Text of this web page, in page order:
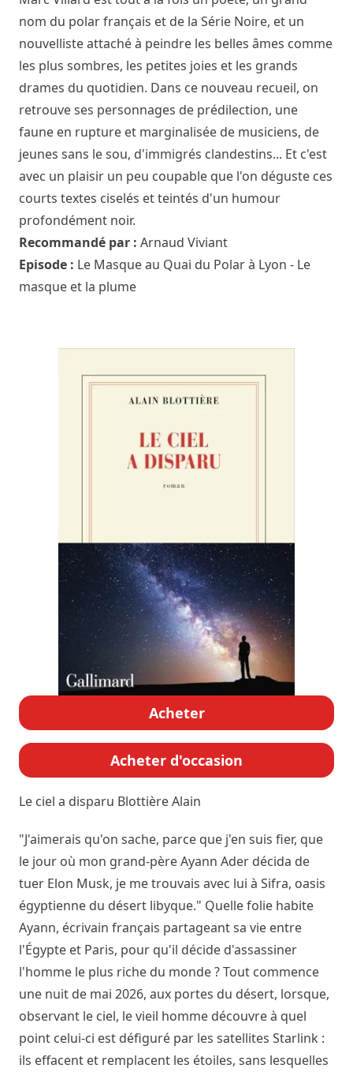
nom du polar français et de la Série Noire, et un
nouvelliste attaché à peindre les belles âmes comme
les plus sombres, les petites joies et les grands
drames du quotidien. Dans ce nouveau recueil, on
retrouve ses personnages de prédilection, une
faune en rupture et marginalisée de musiciens, de
jeunes sans le sou, d'immigrés clandestins... Et c'est
avec un plaisir un peu coupable que l'on déguste ces
courts textes ciselés et teintés d'un humour
profondément noir.
Recommandé par : Arnaud Viviant
Episode : Le Masque au Quai du Polar à Lyon - Le
masque et la plume
Acheter
Acheter d'occasion
Le ciel a disparu Blottière Alain
"J'aimerais qu'on sache, parce que j'en suis fier, que
le jour où mon grand-père Ayann Ader décida de
tuer Elon Musk, je me trouvais avec lui à Sifra, oasis
égyptienne du désert libyque." Quelle folie habite
Ayann, écrivain français partageant sa vie entre
l'Égypte et Paris, pour qu'il décide d'assassiner
l'homme le plus riche du monde ? Tout commence
une nuit de mai 2026, aux portes du désert, lorsque,
observant le ciel, le vieil homme découvre à quel
point celui-ci est défiguré par les satellites Starlink :
ils effacent et remplacent les étoiles, sans lesquelles